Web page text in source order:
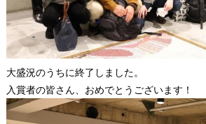
大盛況のうちに終了しました。
入賞者の皆さん、おめでとうございます！